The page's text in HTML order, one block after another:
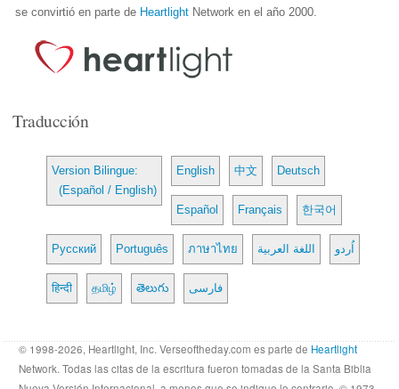
se convirtió en parte de Heartlight Network en el año 2000.
Traducción
Version Bilingue:
(Español / English)
English 中文 Deutsch
Español Français 한국어
Русский Português ภาษาไทย اللغة العربية اُردو
हिन्दी தமிழ் తెలుగు فارسی
© 1998-2026, Heartlight, Inc. Verseoftheday.com es parte de Heartlight
Network. Todas las citas de la escritura fueron tomadas de la Santa Biblia